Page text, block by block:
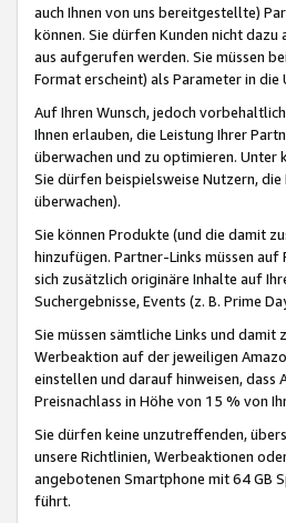
auch Ihnen von uns bereitgestellte)
können. Sie dürfen Kunden nicht
aus aufgerufen werden. Sie müssen
Format erscheint) als Parameter in
Auf Ihren Wunsch, jedoch
Ihnen erlauben, die Leistung Ihrer
überwachen und zu optimieren. Unter
Sie dürfen beispielsweise Nutzern,
überwachen).
Sie können Produkte (und die damit
hinzufügen. Partner-Links müssen
sich zusätzlich originäre Inhalte auf
Suchergebnisse, Events (z. B. Prime
Sie müssen sämtliche Links und
Werbeaktion auf der jeweiligen
einstellen und darauf hinweisen, dass
Preisnachlass in Höhe von 15 % von
Sie dürfen keine unzutreffenden,
unsere Richtlinien, Werbeaktionen
angebotenen Smartphone mit 64 GB
führt.